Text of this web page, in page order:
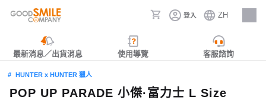
登入 ZH
人才招募
最新消息／出貨消息 使用導覽 客服諮詢
HUNTER x HUNTER 獵人
POP UP PARADE 小傑·富力士 L Size